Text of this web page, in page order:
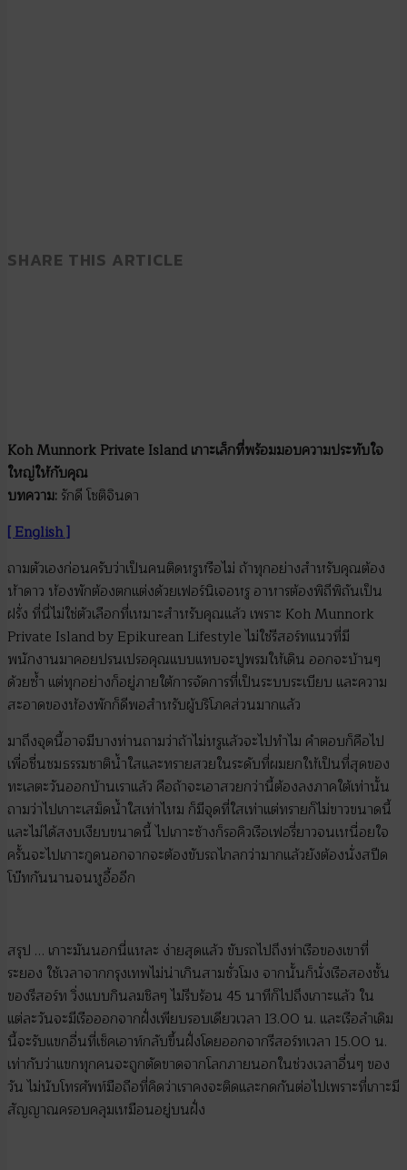
SHARE THIS ARTICLE
Koh Munnork Private Islandเกาะเล็กที่พร้อมมอบความประทับใจ
ใหญ่ให้กับคุณ
บทความ: รักดี โชติจินดา
[ English ]
ถามตัวเองก่อนครับว่าเป็นคนติดหรูหรือไม่ ถ้าทุกอย่างสำหรับคุณต้อง
ห้าดาว ห้องพักต้องตกแต่งด้วยเฟอร์นิเจอหรู อาหารต้องพิถีพิถันเป็น
ฝรั่ง ที่นี่ไม่ใช่ตัวเลือกที่เหมาะสำหรับคุณแล้ว เพราะ Koh Munnork
Private Island by Epikurean Lifestyle ไม่ใช่รีสอร์ทแนวที่มี
พนักงานมาคอยปรนเปรอคุณแบบแทบจะปูพรมให้เดิน ออกจะบ้านๆ
ด้วยซ้ำ แต่ทุกอย่างก็อยู่ภายใต้การจัดการที่เป็นระบบระเบียบ และความ
สะอาดของห้องพักก็ดีพอสำหรับผู้บริโภคส่วนมากแล้ว
มาถึงจุดนี้อาจมีบางท่านถามว่าถ้าไม่หรูแล้วจะไปทำไม คำตอบก็คือไป
เพื่อชื่นชมธรรมชาติน้ำใสและทรายสวยในระดับที่ผมยกให้เป็นที่สุดของ
ทะเลตะวันออกบ้านเราแล้ว คือถ้าจะเอาสวยกว่านี้ต้องลงภาคใต้เท่านั้น
ถามว่าไปเกาะเสม็ดน้ำใสเท่าไหม ก็มีจุดที่ใสเท่าแต่ทรายก็ไม่ขาวขนาดนี้
และไม่ได้สงบเงียบขนาดนี้ ไปเกาะช้างก็รอคิวเรือเฟอรี่ยาวจนเหนื่อยใจ
ครั้นจะไปเกาะกูดนอกจากจะต้องขับรถไกลกว่ามากแล้วยังต้องนั่งสปีด
โบ๊ทกันนานจนหูอื้ออีก
สรุป … เกาะมันนอกนี่แหละ ง่ายสุดแล้ว ขับรถไปถึงท่าเรือของเขาที่
ระยอง ใช้เวลาจากกรุงเทพไม่น่าเกินสามชั่วโมง จากนั้นก็นั่งเรือสองชั้น
ของรีสอร์ท วิ่งแบบกินลมชิลๆ ไม่รีบร้อน 45 นาทีก็ไปถึงเกาะแล้ว ใน
แต่ละวันจะมีเรือออกจากฝั่งเพียบรอบเดียวเวลา 13.00 น. และเรือลำเดิม
นี้จะรับแขกอื่นที่เช็คเอาท์กลับขึ้นฝั่งโดยออกจากรีสอร์ทเวลา 15.00 น.
เท่ากับว่าแขกทุกคนจะถูกตัดขาดจากโลกภายนอกในช่วงเวลาอื่นๆ ของ
วัน ไม่นับโทรศัพท์มือถือที่คิดว่าเราคงจะติดและกดกันต่อไปเพราะที่เกาะมี
สัญญาณครอบคลุมเหมือนอยู่บนฝั่ง